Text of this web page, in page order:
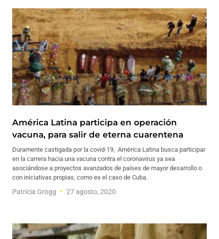
América Latina participa en operación
vacuna, para salir de eterna cuarentena
Duramente castigada por la covid-19, América Latina busca participar
en la carrera hacia una vacuna contra el coronavirus ya sea
asociándose a proyectos avanzados de países de mayor desarrollo o
con iniciativas propias, como es el caso de Cuba.
Patricia Grogg 27 agosto, 2020